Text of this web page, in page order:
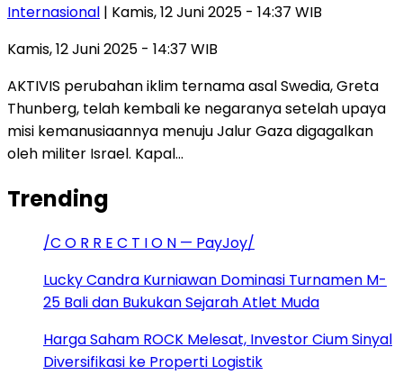
Internasional | Kamis, 12 Juni 2025 - 14:37 WIB
Kamis, 12 Juni 2025 - 14:37 WIB
AKTIVIS perubahan iklim ternama asal Swedia, Greta
Thunberg, telah kembali ke negaranya setelah upaya
misi kemanusiaannya menuju Jalur Gaza digagalkan
oleh militer Israel. Kapal…
Trending
/C O R R E C T I O N — PayJoy/
Lucky Candra Kurniawan Dominasi Turnamen M-
25 Bali dan Bukukan Sejarah Atlet Muda
Harga Saham ROCK Melesat, Investor Cium Sinyal
Diversifikasi ke Properti Logistik